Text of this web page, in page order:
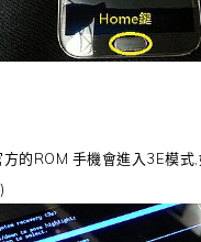
的ROM 手機會進入3E模式